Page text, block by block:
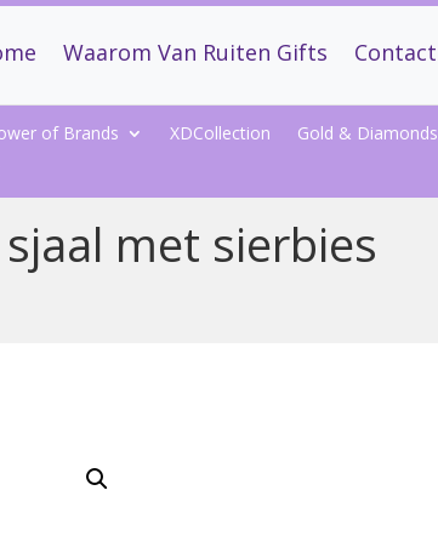
Waarom Van Ruiten Gifts Contact
of Brands XDCollection Gold & Diamonds
met sierbies